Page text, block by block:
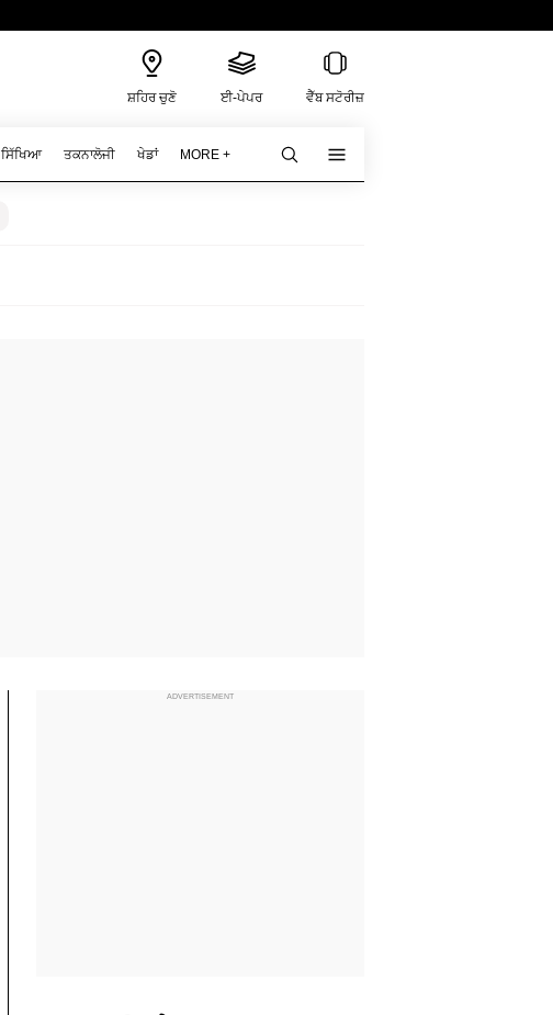
ਸ਼ਹਿਰ ਚੁਣੋ ਈ-ਪੇਪਰ ਵੈੱਬ ਸਟੋਰੀਜ਼
ਸਿੱਖਿਆ ਤਕਨਾਲੋਜੀ ਖੇਡਾਂ MORE +